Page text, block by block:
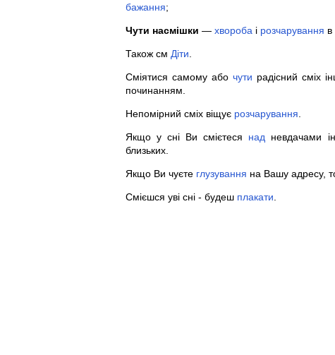
бажання;
Чути насмішки — хвороба і розчарування в
Також см Діти
Сміятися самому або чути радісний сміх
починанням.
Непомірний сміх віщує розчарування
Якщо у сні Ви смієтеся над невдачами
близьких.
Якщо Ви чуєте глузування на Вашу адресу,
Смієшся уві сні - будеш плакати